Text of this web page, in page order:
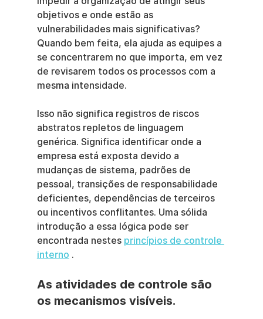
objetivos e onde estão as
vulnerabilidades mais significativas?
Quando bem feita, ela ajuda as equipes a
se concentrarem no que importa, em vez
de revisarem todos os processos com a
mesma intensidade.
Isso não significa registros de riscos
abstratos repletos de linguagem
genérica. Significa identificar onde a
empresa está exposta devido a
mudanças de sistema, padrões de
pessoal, transições de responsabilidade
deficientes, dependências de terceiros
ou incentivos conflitantes. Uma sólida
introdução a essa lógica pode ser
encontrada nestes princípios de controle
interno .
As atividades de controle são
os mecanismos visíveis.